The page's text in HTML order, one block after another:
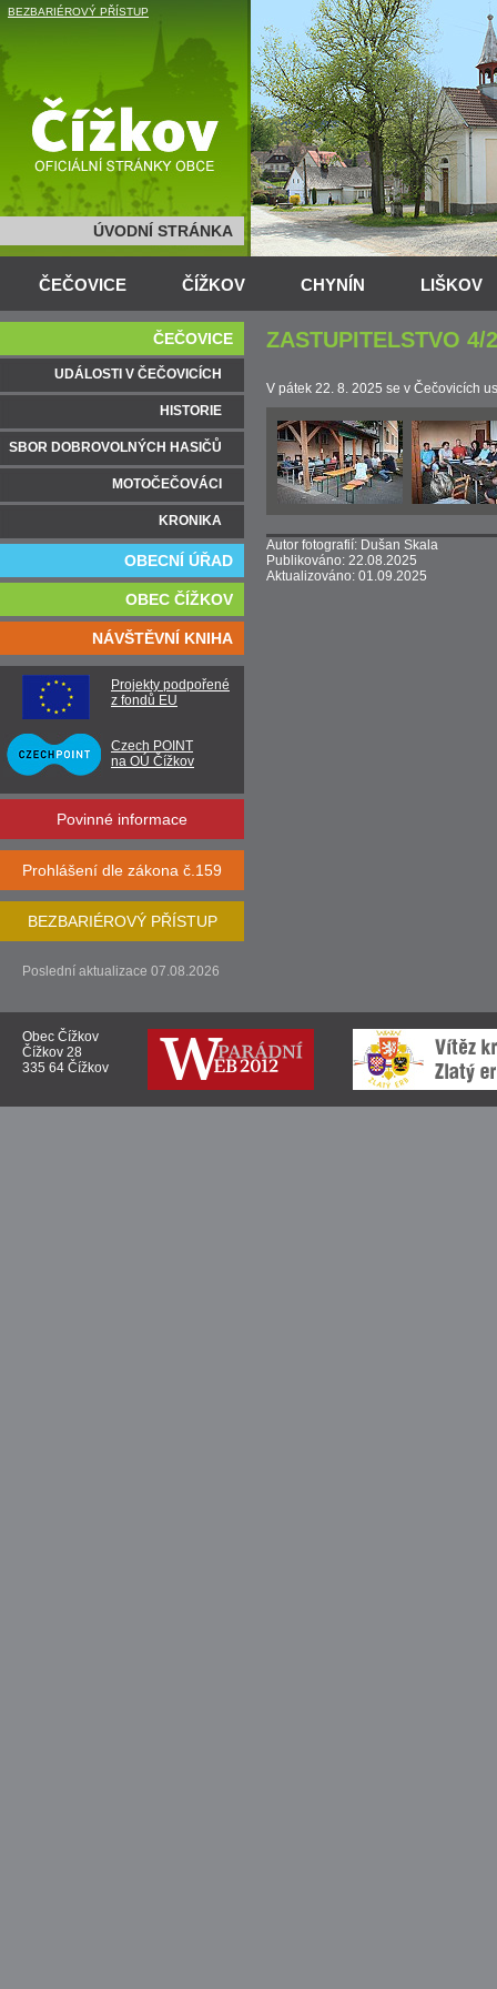
BEZBARIÉROVÝ PŘÍSTUP
ÚVODNÍ STRÁNKA
ČEČOVICE ČÍŽKOV CHYNÍN LIŠKOV
ZASTUPITELSTVO 4/
V pátek 22. 8. 2025 se v Čečovicích
Autor fotografií: Dušan Skala
Publikováno: 22.08.2025
Aktualizováno: 01.09.2025
ČEČOVICE
UDÁLOSTI V ČEČOVICÍCH
HISTORIE
SBOR DOBROVOLNÝCH HASIČŮ
MOTOČEČOVÁCI
KRONIKA
OBECNÍ ÚŘAD
OBEC ČÍŽKOV
NÁVŠTĚVNÍ KNIHA
Projekty podpořené
z fondů EU
Czech POINT
na OÚ Čížkov
Povinné informace
Prohlášení dle zákona č.159
BEZBARIÉROVÝ PŘÍSTUP
Poslední aktualizace 07.08.2026
Obec Čížkov
Čížkov 28
335 64 Čížkov